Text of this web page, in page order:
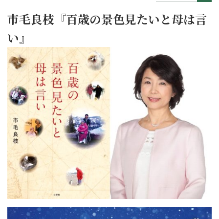
市毛良枝『百歳の景色見たいと母は言
い』